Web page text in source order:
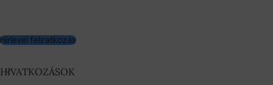
Hírlevél feliratkozás
HIVATKOZÁSOK